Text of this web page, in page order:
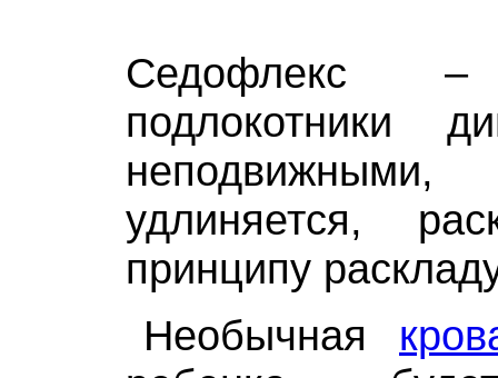
Седофлекс
подлокотники
удлиняется,
принципу
Необычная